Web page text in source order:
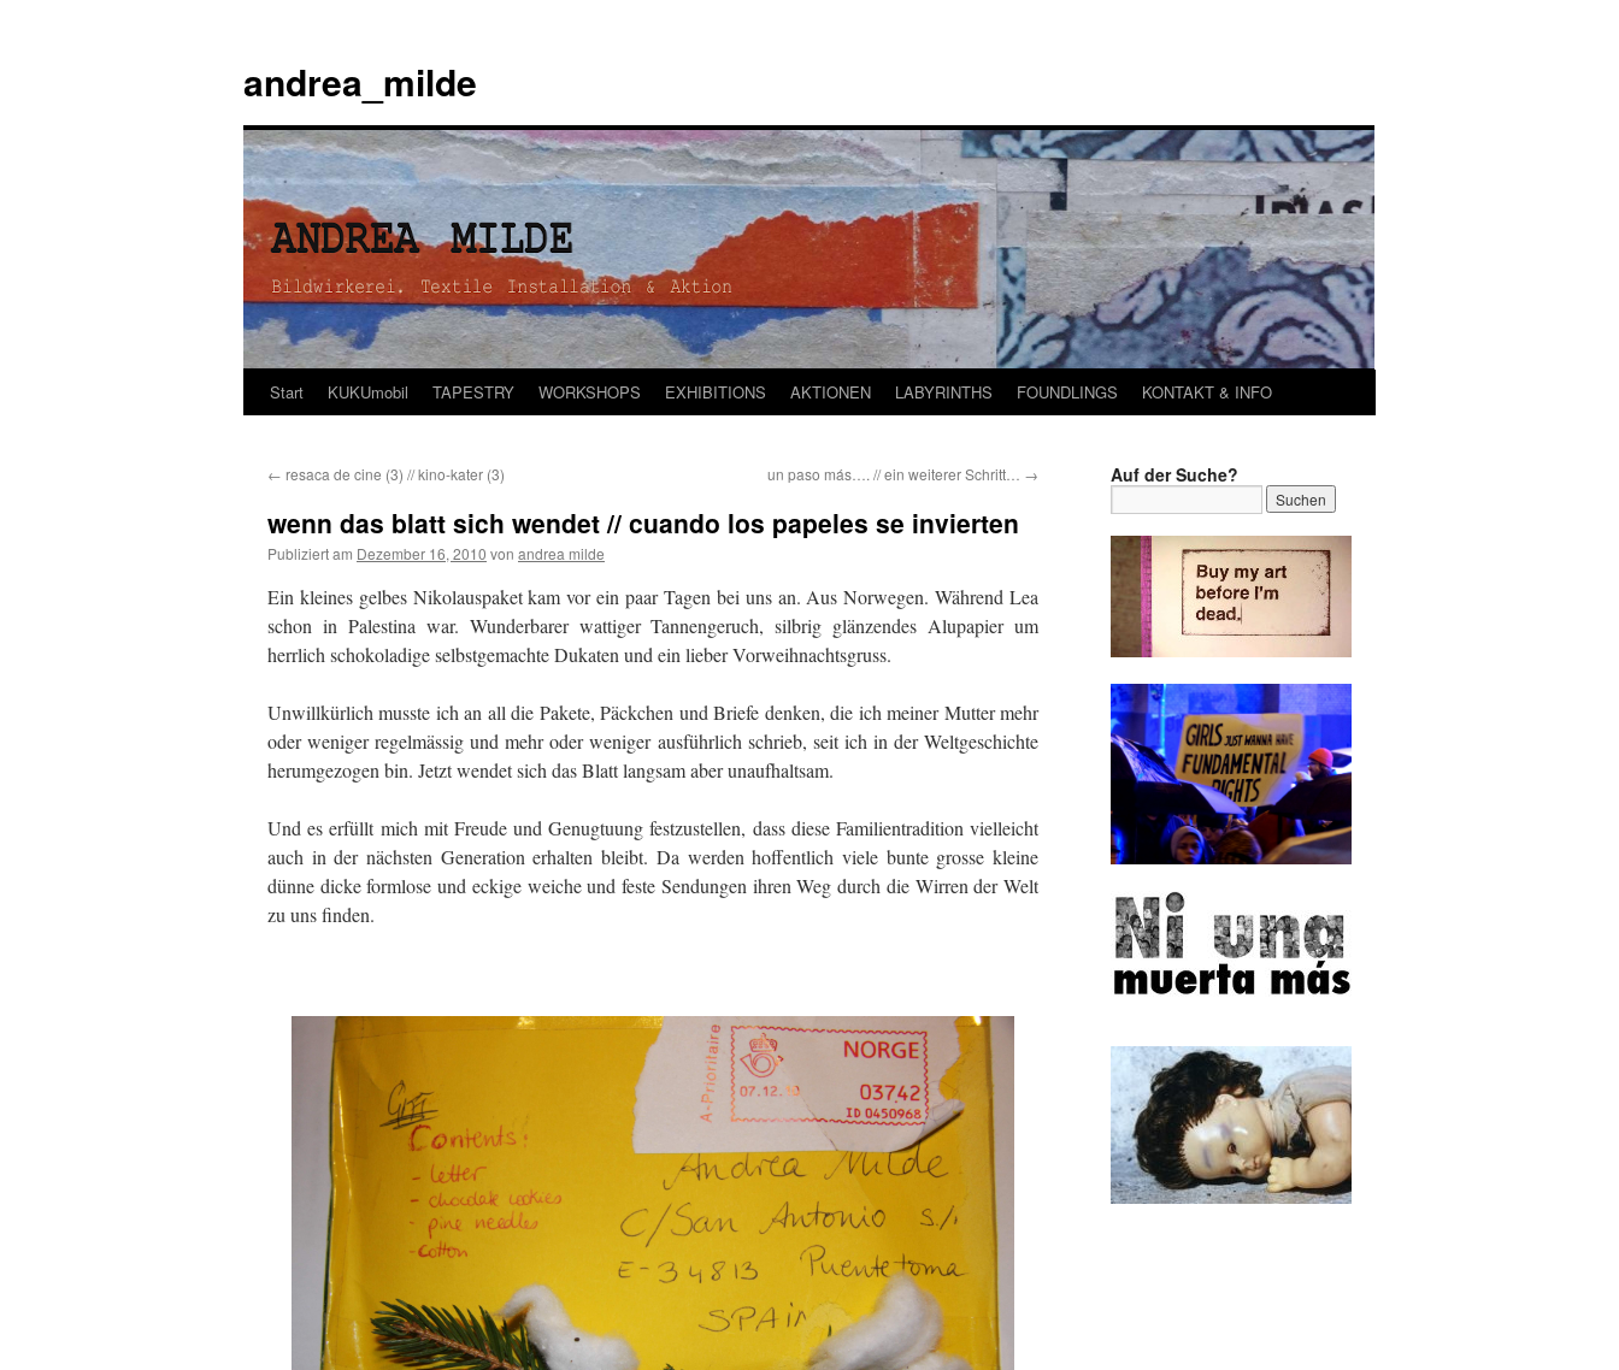
andrea_milde
Zum
springen
Start KUKUmobil TAPESTRY WORKSHOPS EXHIBITIONS AKTIONEN LABYRINTHS FOUNDLINGS KONTAKT & INFO
← resaca de cine (3) // kino-kater (3) un paso más…. // ein weiterer Schritt… →
wenn das blatt sich wendet // cuando los papeles se invierten
Publiziert am Dezember 16, 2010 von andrea milde
Ein kleines gelbes Nikolauspaket kam vor ein paar Tagen bei uns an. Aus Norwegen. Während Lea
schon in Palestina war. Wunderbarer wattiger Tannengeruch, silbrig glänzendes Alupapier um
herrlich schokoladige selbstgemachte Dukaten und ein lieber Vorweihnachtsgruss.
Unwillkürlich musste ich an all die Pakete, Päckchen und Briefe denken, die ich meiner Mutter mehr
oder weniger regelmässig und mehr oder weniger ausführlich schrieb, seit ich in der Weltgeschichte
herumgezogen bin. Jetzt wendet sich das Blatt langsam aber unaufhaltsam.
Und es erfüllt mich mit Freude und Genugtuung festzustellen, dass diese Familientradition vielleicht
auch in der nächsten Generation erhalten bleibt. Da werden hoffentlich viele bunte grosse kleine
dünne dicke formlose und eckige weiche und feste Sendungen ihren Weg durch die Wirren der Welt
zu uns finden.
Auf der Suche?